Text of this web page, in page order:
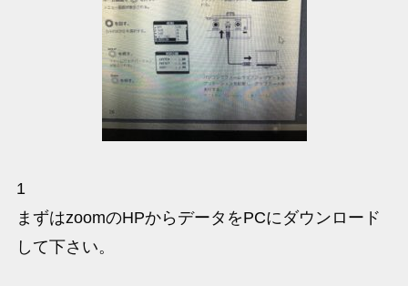
1
まずはzoomのHPからデータをPCにダウンロード
して下さい。